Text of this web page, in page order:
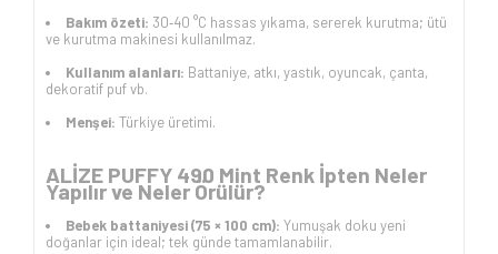
Bakım özeti: 30‑40 °C hassas yıkama, sererek kurutma; ütü
ve kurutma makinesi kullanılmaz.
Kullanım alanları: Battaniye, atkı, yastık, oyuncak, çanta,
dekoratif puf vb.
Menşei: Türkiye üretimi.
ALİZE PUFFY 490 Mint Renk İpten Neler
Yapılır ve Neler Örülür?
Bebek battaniyesi (75 × 100 cm): Yumuşak doku yeni
doğanlar için ideal; tek günde tamamlanabilir.